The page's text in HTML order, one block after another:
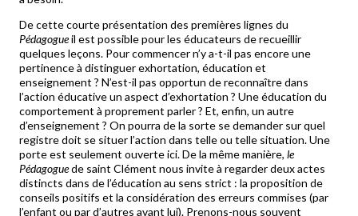
De cette courte présentation des premières lignes du
Pédagogueil est possible pour les éducateurs de recueillir
quelques leçons. Pour commencer n’y a-t-il pas encore une
pertinence à distinguer exhortation, éducation et
enseignement ? N’est-il pas opportun de reconnaître dans
l’action éducative un aspect d’exhortation ? Une éducation du
comportement à proprement parler ? Et, enfin, un autre
d’enseignement ? On pourra de la sorte se demander sur quel
registre doit se situer l’action dans telle ou telle situation. Une
porte est seulement ouverte ici. De la même manière, le
Pédagoguede saint Clément nous invite à regarder deux actes
distincts dans de l’éducation au sens strict : la proposition de
conseils positifs et la considération des erreurs commises (par
l’enfant ou par d’autres avant lui). Prenons-nous souvent